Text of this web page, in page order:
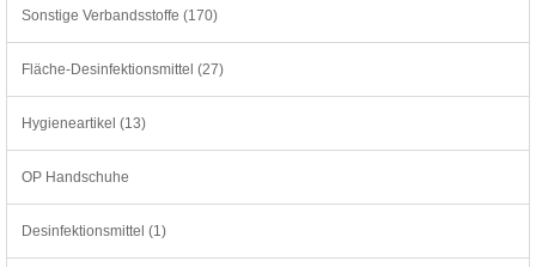
Sonstige Verbandsstoffe (170)
Fläche-Desinfektionsmittel (27)
Hygieneartikel (13)
OP Handschuhe
Desinfektionsmittel (1)